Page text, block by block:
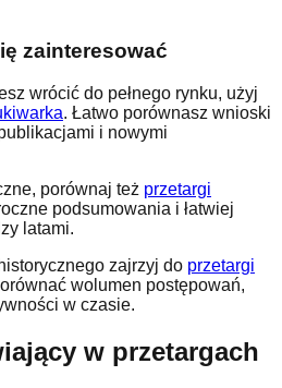
zainteresować
wrócić do pełnego rynku, użyj
. Łatwo porównasz wnioski
i nowymi
porównaj też przetargi
podsumowania i łatwiej
latami.
zajrzyj do przetargi
wolumen postępowań,
w czasie.
w przetargach